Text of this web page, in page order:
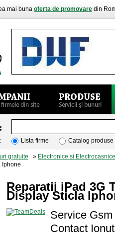
mai buna oferta de promovare din
Lista firme Catalog produse
gratuite » Electronice si Electrocasnice
Iphone
Reparatii iPad 3G
Display Sticla
Service
Contact